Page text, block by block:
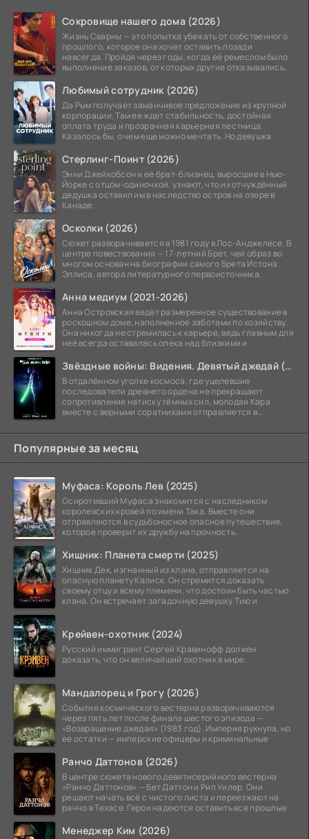
Сокровище нашего дома (2026)
Жизнь Сварны — это попытка убежать от собственного
прошлого, которое она хочет оставить позади
навсегда. Пройдя через годы, когда её ремеслом было
выполнение заказов, от которых другие отказывались,
Любимый сотрудник (2026)
Да Рым получает заманчивое предложение из крупной
корпорации. Там ее ждет стабильность, достойная
оплата труда и прозрачная карьерная лестница.
Казалось бы, о чем еще можно мечтать. Но девушка
Стерлинг-Поинт (2026)
Энни Джейкобсон и её брат-близнец, выросшие в Нью-
Йорке с отцом-одиночкой, узнают, что их отчуждённый
дедушка оставил им в наследство остров на озере в
Канаде.
Осколки (2026)
Сюжет разворачивается в 1981 году в Лос-Анджелесе. В
центре повествования — 17-летний Брет, чей образ во
многом основан на биографии самого Брета Истона
Эллиса, автора литературного первоисточника.
Анна медиум (2021-2026)
Анна Островская ведёт размеренное существование в
роскошном доме, наполненное заботами по хозяйству.
Она никогда не стремилась к карьере, ведь главным для
неё всегда оставалась опека над близкими и
Звёздные войны: Видения. Девятый джедай (2026)
В отдалённом уголке космоса, где уцелевшие
последователи древнего ордена не прекращают
сопротивление натиску тёмных сил, молодая Кара
вместе с верными соратниками отправляется в
Популярные за месяц
Муфаса: Король Лев (2025)
Осиротевший Муфаса знакомится с наследником
королевских кровей по имени Така. Вместе они
отправляются в судьбоносное опасное путешествие,
которое проверит их дружбу на прочность.
Хищник: Планета смерти (2025)
Хищник Дек, изгнанный из клана, отправляется на
опасную планету Калиск. Он стремится доказать
своему отцу и всему племени, что достоин быть частью
клана. Он встречает загадочную девушку Тию и
Крейвен-охотник (2024)
Русский иммигрант Сергей Кравинофф должен
доказать, что он величайший охотник в мире.
Мандалорец и Грогу (2026)
События космического вестерна разворачиваются
через пять лет после финала шестого эпизода —
«Возвращение джедая» (1983 год). Империя рухнула, но
её остатки — имперские офицеры и криминальные
Ранчо Даттонов (2026)
В центре сюжета нового девятисерийного вестерна
«Ранчо Даттонов» — Бет Даттон и Рип Уилер. Они
решают начать всё с чистого листа и переезжают на
ранчо в Техасе. Герои надеются оставить все прошлые
Менеджер Ким (2026)